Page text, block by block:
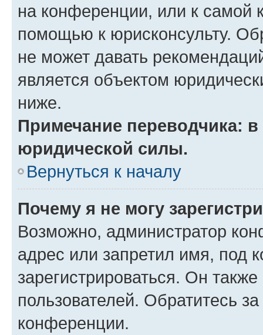
на конференции, или к самой
помощью к юрисконсульту.
не может давать
является объектом
ниже.
Примечание переводчика:
юридической силы.
Вернуться к началу
Почему я не могу
Возможно, администратор
адрес или запретил имя, под
зарегистрироваться. Он
пользователей. Обратитесь
конференции.